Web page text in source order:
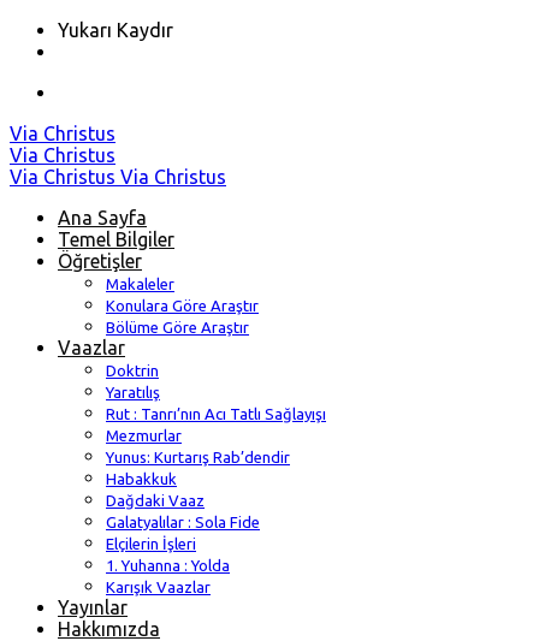
Yukarı Kaydır
Skip
to
content
Via Christus
Via Christus
Via Christus Via Christus
Ana Sayfa
Temel Bilgiler
Öğretişler
Makaleler
Konulara Göre Araştır
Bölüme Göre Araştır
Vaazlar
Doktrin
Yaratılış
Rut : Tanrı’nın Acı Tatlı Sağlayışı
Mezmurlar
Yunus: Kurtarış Rab’dendir
Habakkuk
Dağdaki Vaaz
Galatyalılar : Sola Fide
Elçilerin İşleri
1. Yuhanna : Yolda
Karışık Vaazlar
Yayınlar
Hakkımızda